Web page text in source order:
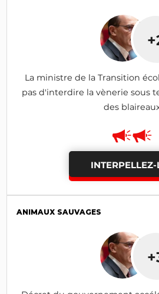
La ministre de la Transition
pas d'interdire la vènerie sous
des
INTERPELLEZ-
ANIMAUX SAUVAGES